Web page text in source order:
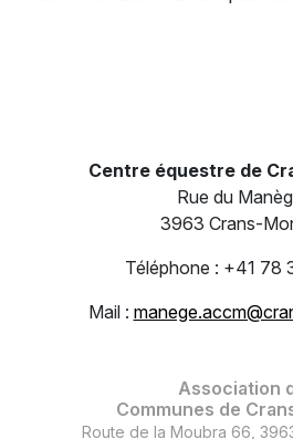
Centre équestre de
Rue du
3963 Crans-
Téléphone : +41 78
Mail :
Association
Communes de
Route de la Moubra 66,